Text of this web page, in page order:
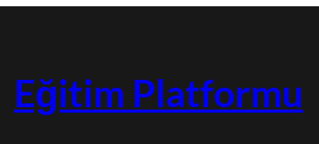
Eğitim Platformu